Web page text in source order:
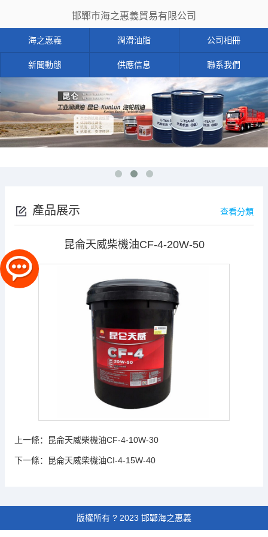
邯鄲市海之惠義貿易有限公司
海之惠義 潤滑油脂 公司相冊
新聞動態 供應信息 聯系我們
產品展示 查看分類
昆侖天威柴機油CF-4-20W-50
上一條： 昆侖天威柴機油CF-4-10W-30
下一條： 昆侖天威柴機油CI-4-15W-40
版權所有 ? 2023 邯鄲海之惠義